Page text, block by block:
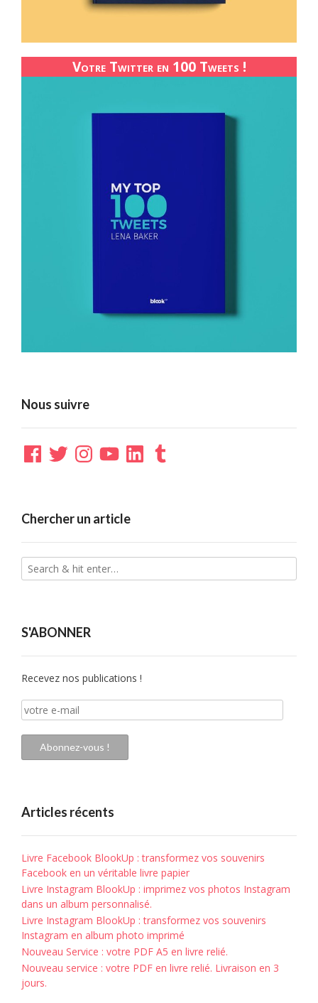
Votre Twitter en 100 Tweets !
Nous suivre
Facebook
TwitterInstagramYouTubeLinkedInTumblr
Chercher un article
S'ABONNER
Recevez nos publications !
votre
e-
mail
Abonnez-vous !
Articles récents
Livre Facebook BlookUp : transformez vos souvenirs
Facebook en un véritable livre papier
Livre Instagram BlookUp : imprimez vos photos Instagram
dans un album personnalisé.
Livre Instagram BlookUp : transformez vos souvenirs
Instagram en album photo imprimé
Nouveau Service : votre PDF A5 en livre relié.
Nouveau service : votre PDF en livre relié. Livraison en 3
jours.